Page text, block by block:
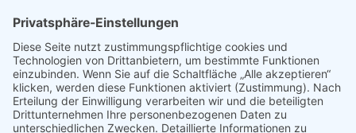
Datenschutz
Impressum
STANDORT
Altes Rathaus Linz Hauptplatz 1